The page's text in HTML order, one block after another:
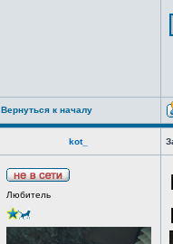
Вернуться к началу
kot_
Любитель